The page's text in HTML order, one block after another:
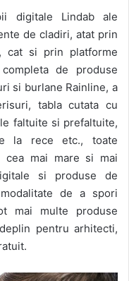
digitale Lindab ale
de cladiri, atat prin
cat si prin platforme
de produse
si burlane Rainline, a
tabla cutata cu
faltuite si prefaltuite,
la rece etc., toate
cea mai mare si mai
si produse de
de a spori
mai multe produse
pentru arhitecti,